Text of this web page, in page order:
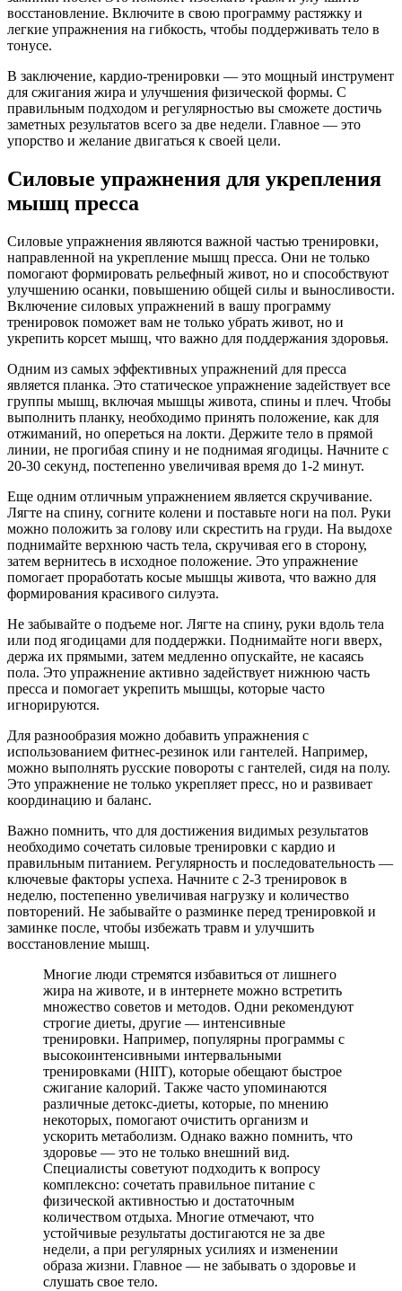
восстановление. Включите в свою программу растяжку и
легкие упражнения на гибкость, чтобы поддерживать тело в
тонусе.
В заключение, кардио-тренировки — это мощный инструмент
для сжигания жира и улучшения физической формы. С
правильным подходом и регулярностью вы сможете достичь
заметных результатов всего за две недели. Главное — это
упорство и желание двигаться к своей цели.
Силовые упражнения для укрепления
мышц пресса
Силовые упражнения являются важной частью тренировки,
направленной на укрепление мышц пресса. Они не только
помогают формировать рельефный живот, но и способствуют
улучшению осанки, повышению общей силы и выносливости.
Включение силовых упражнений в вашу программу
тренировок поможет вам не только убрать живот, но и
укрепить корсет мышц, что важно для поддержания здоровья.
Одним из самых эффективных упражнений для пресса
является планка. Это статическое упражнение задействует все
группы мышц, включая мышцы живота, спины и плеч. Чтобы
выполнить планку, необходимо принять положение, как для
отжиманий, но опереться на локти. Держите тело в прямой
линии, не прогибая спину и не поднимая ягодицы. Начните с
20-30 секунд, постепенно увеличивая время до 1-2 минут.
Еще одним отличным упражнением является скручивание.
Лягте на спину, согните колени и поставьте ноги на пол. Руки
можно положить за голову или скрестить на груди. На выдохе
поднимайте верхнюю часть тела, скручивая его в сторону,
затем вернитесь в исходное положение. Это упражнение
помогает проработать косые мышцы живота, что важно для
формирования красивого силуэта.
Не забывайте о подъеме ног. Лягте на спину, руки вдоль тела
или под ягодицами для поддержки. Поднимайте ноги вверх,
держа их прямыми, затем медленно опускайте, не касаясь
пола. Это упражнение активно задействует нижнюю часть
пресса и помогает укрепить мышцы, которые часто
игнорируются.
Для разнообразия можно добавить упражнения с
использованием фитнес-резинок или гантелей. Например,
можно выполнять русские повороты с гантелей, сидя на полу.
Это упражнение не только укрепляет пресс, но и развивает
координацию и баланс.
Важно помнить, что для достижения видимых результатов
необходимо сочетать силовые тренировки с кардио и
правильным питанием. Регулярность и последовательность —
ключевые факторы успеха. Начните с 2-3 тренировок в
неделю, постепенно увеличивая нагрузку и количество
повторений. Не забывайте о разминке перед тренировкой и
заминке после, чтобы избежать травм и улучшить
восстановление мышц.
Многие люди стремятся избавиться от лишнего
жира на животе, и в интернете можно встретить
множество советов и методов. Одни рекомендуют
строгие диеты, другие — интенсивные
тренировки. Например, популярны программы с
высокоинтенсивными интервальными
тренировками (HIIT), которые обещают быстрое
сжигание калорий. Также часто упоминаются
различные детокс-диеты, которые, по мнению
некоторых, помогают очистить организм и
ускорить метаболизм. Однако важно помнить, что
здоровье — это не только внешний вид.
Специалисты советуют подходить к вопросу
комплексно: сочетать правильное питание с
физической активностью и достаточным
количеством отдыха. Многие отмечают, что
устойчивые результаты достигаются не за две
недели, а при регулярных усилиях и изменении
образа жизни. Главное — не забывать о здоровье и
слушать свое тело.